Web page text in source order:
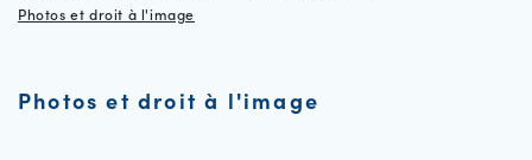
Photos et droit à l'image
Photos et droit à l'image